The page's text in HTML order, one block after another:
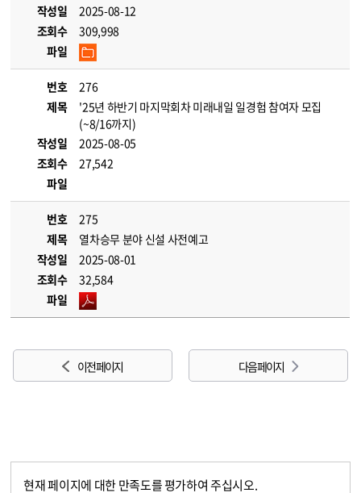
작성일
2025-08-12
조회수
309,998
파일
번호
276
제목
'25년 하반기 마지막회차 미래내일 일경험 참여자 모집
(~8/16까지)
작성일
2025-08-05
조회수
27,542
파일
번호
275
제목
열차승무 분야 신설 사전예고
작성일
2025-08-01
조회수
32,584
파일
이전 페이지 다음 페이지
현재 페이지에 대한 만족도를 평가하여 주십시오.